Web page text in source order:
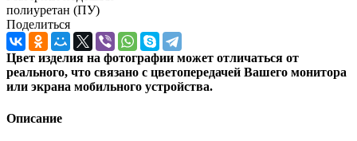
полиуретан (ПУ)
Поделиться
Цвет изделия на фотографии может отличаться от
реального, что связано с цветопередачей Вашего монитора
или экрана мобильного устройства.
Описание